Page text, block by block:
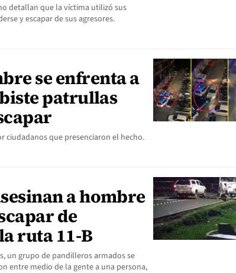
detallan que la víctima utilizó sus
y escapar de sus agresores.
se enfrenta a
patrullas
ciudadanos que presenciaron el hecho.
a hombre
de
ruta 11-B
un grupo de pandilleros armados se
entre medio de la gente a una persona,